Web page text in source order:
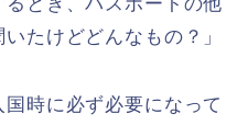
たけどどんなもの？」
国時に必ず必要になって